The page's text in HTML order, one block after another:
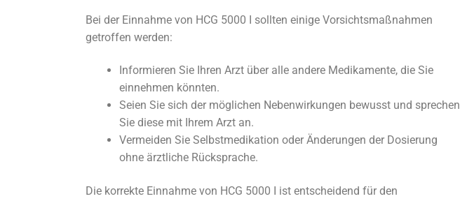
Bei der Einnahme von HCG 5000 I sollten einige Vorsichtsmaßnahmen
getroffen werden:
Informieren Sie Ihren Arzt über alle andere Medikamente, die Sie
einnehmen könnten.
Seien Sie sich der möglichen Nebenwirkungen bewusst und sprechen
Sie diese mit Ihrem Arzt an.
Vermeiden Sie Selbstmedikation oder Änderungen der Dosierung
ohne ärztliche Rücksprache.
Die korrekte Einnahme von HCG 5000 I ist entscheidend für den